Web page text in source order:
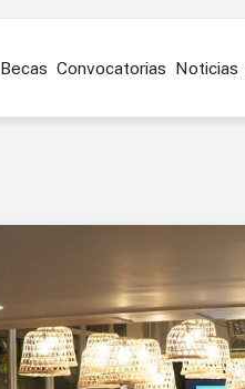
Becas Convocatorias Noticias